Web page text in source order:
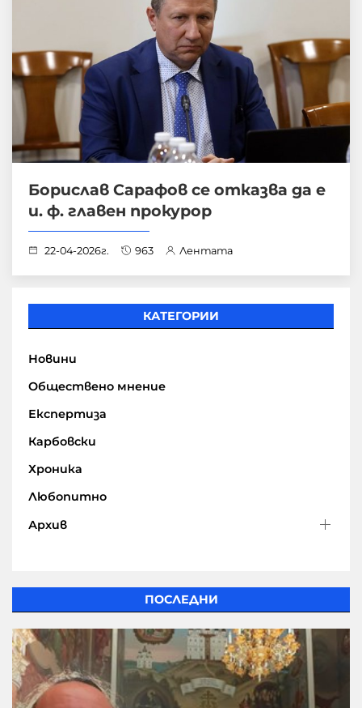
Борислав Сарафов се отказва да е
и. ф. главен прокурор
22-04-2026г. 963 Лентата
КАТЕГОРИИ
Новини
Обществено мнение
Експертиза
Карбовски
Хроника
Любопитно
Архив
ПОСЛЕДНИ